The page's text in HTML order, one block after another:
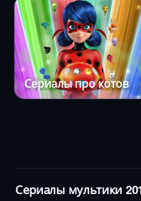
Сериалы про котов
Сериалы мультики